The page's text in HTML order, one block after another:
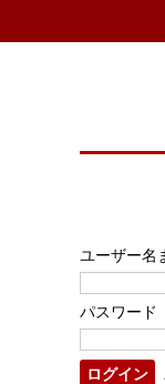
ユーザー名
パスワード